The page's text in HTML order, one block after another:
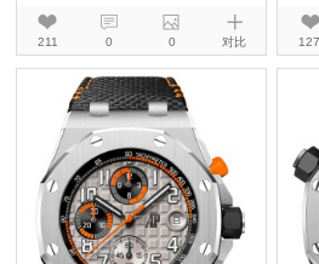
211 0 0 对比 127